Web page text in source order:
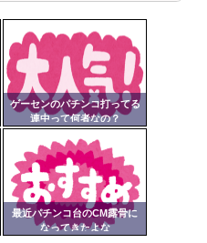
ると機械が壊れるんだけどさ
「こういうのでいいんだよ」
ゲーセンのパチンコ打ってる
連中って何者なの？
最近パチンコ台のCM露骨に
なってきたよな